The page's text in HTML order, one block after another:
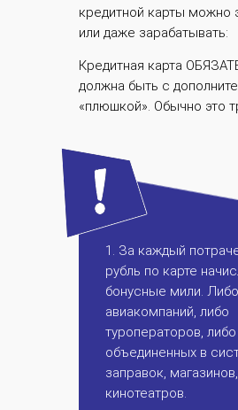
кредитной карты можно
или даже зарабатывать:
Кредитная карта
должна быть с
«плюшкой». Обычно это
1. За каждый
рубль по карте
бонусные мили. Либо
авиакомпаний, либо
туроператоров, либо
объединенных в
заправок, магазинов,
кинотеатров.